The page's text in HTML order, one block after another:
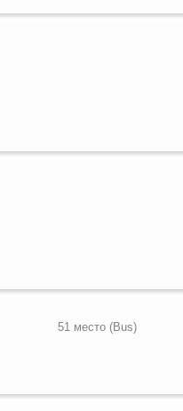
51 место (Bus)